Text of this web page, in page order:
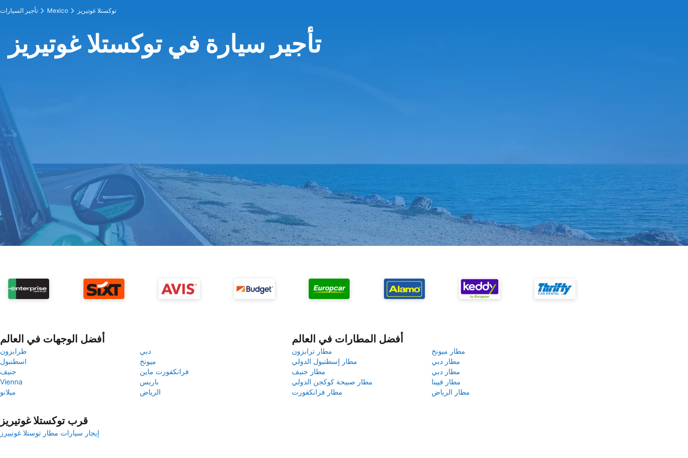
تأجير السيارات Mexico توكستلا غوتيريز
تأجير سيارة في توكستلا غوتيريز
أفضل الوجهات في العالم
طرابزون
دبي
اسطنبول
ميونخ
جنيف
فرانكفورت ماين
Vienna
باريس
ميلانو
الرياض
أفضل المطارات في العالم
مطار ترابزون
مطار ميونخ
مطار إسطنبول الدولي
مطار دبي
مطار جنيف
مطار دبي
مطار صبيحة كوكجن الدولي
مطار فيينا
مطار فرانكفورت
مطار الرياض
قرب توكستلا غوتيريز
إيجار سيارات مطار توستلا غوتييرز